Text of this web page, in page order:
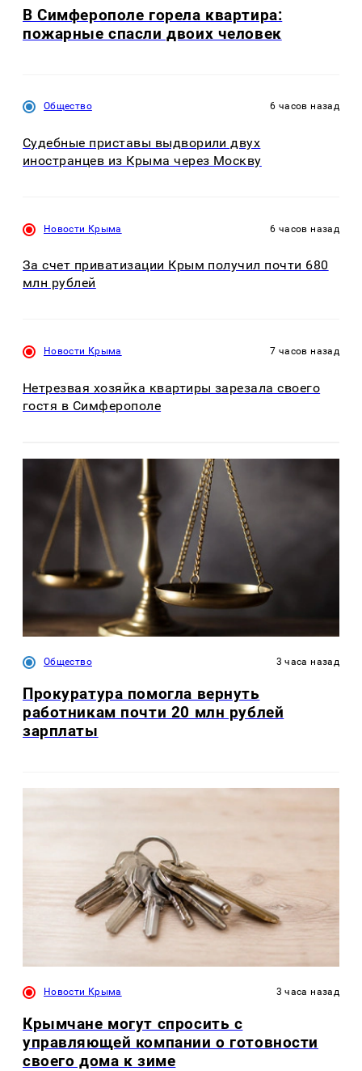
В Симферополе горела квартира:
пожарные спасли двоих человек
Общество 6 часов назад
Судебные приставы выдворили двух
иностранцев из Крыма через Москву
Новости Крыма 6 часов назад
За счет приватизации Крым получил почти 680
млн рублей
Новости Крыма 7 часов назад
Нетрезвая хозяйка квартиры зарезала своего
гостя в Симферополе
Общество 3 часа назад
Прокуратура помогла вернуть
работникам почти 20 млн рублей
зарплаты
Новости Крыма 3 часа назад
Крымчане могут спросить с
управляющей компании о готовности
своего дома к зиме